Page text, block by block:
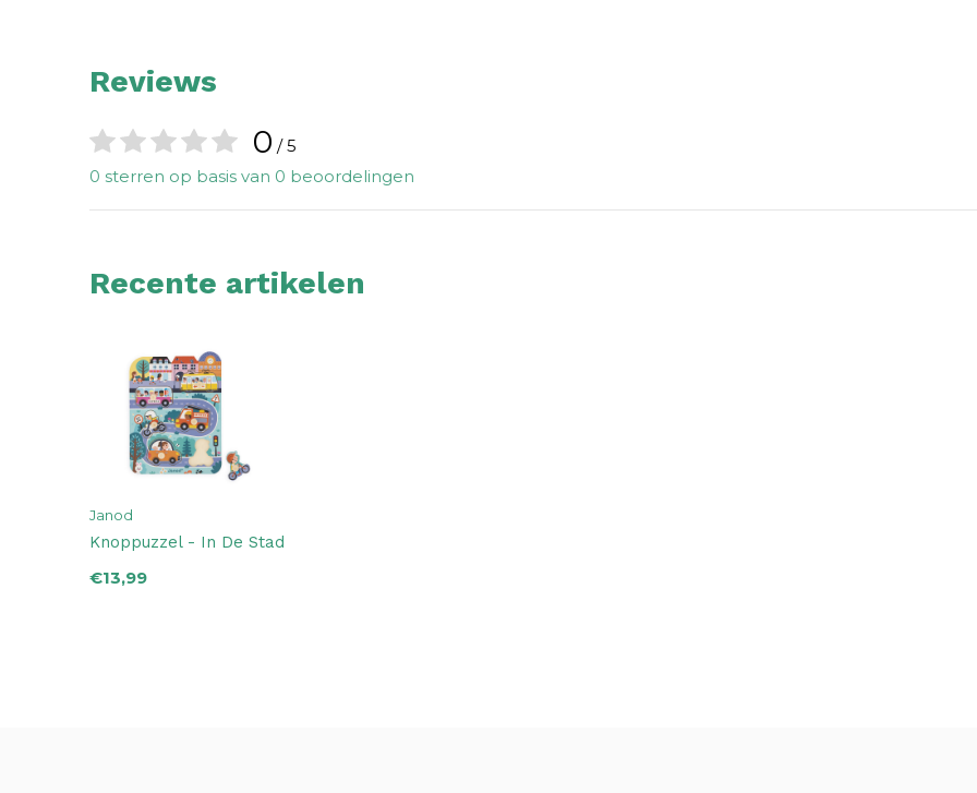
Reviews
0 / 5
0 sterren op basis van 0 beoordelingen
Recente artikelen
Janod
Knoppuzzel - In De Stad
€13,99